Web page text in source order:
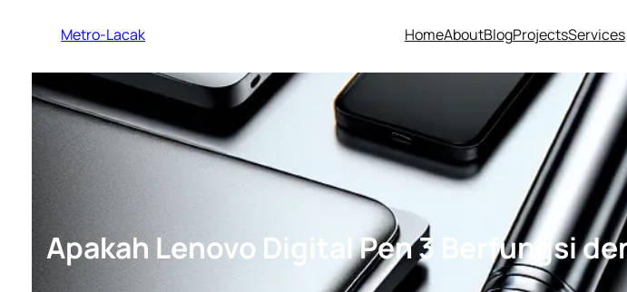
Metro-Lacak HomeAboutBlogProjectsServices
Apakah Lenovo Digital Pen 3 Berfungsi